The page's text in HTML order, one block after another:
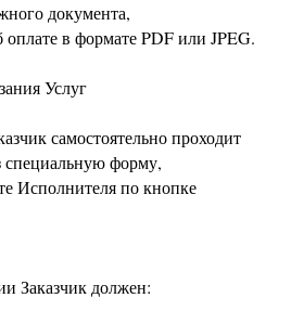
документа,
оплате в формате PDF или JPEG.
Услуг
самостоятельно проходит
специальную форму,
Исполнителя по кнопке
Заказчик должен: